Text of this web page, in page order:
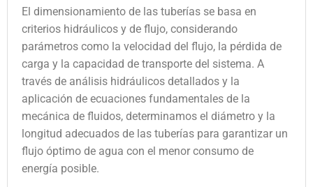
El dimensionamiento de las tuberías se basa en
criterios hidráulicos y de flujo, considerando
parámetros como la velocidad del flujo, la pérdida de
carga y la capacidad de transporte del sistema. A
través de análisis hidráulicos detallados y la
aplicación de ecuaciones fundamentales de la
mecánica de fluidos, determinamos el diámetro y la
longitud adecuados de las tuberías para garantizar un
flujo óptimo de agua con el menor consumo de
energía posible.